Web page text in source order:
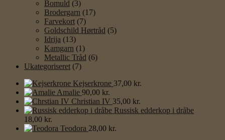
Bomuld (3)
Brodergarn (17)
Farvekort (7)
Goldschild Hørtråd (5)
Idrija (13)
Kamgarn (1)
Metallic Tråd (6)
Ukategoriseret (7)
Kejserkrone 37,00 kr.
Amalie 90,00 kr.
Christian IV 35,00 kr.
Russisk edderkop i dråbe
18,00 kr.
Teodora 28,00 kr.